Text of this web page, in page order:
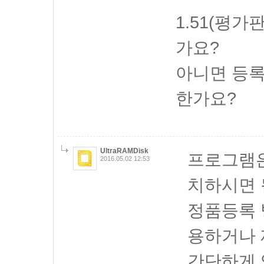
1.51(평가
가요?
아니면 등
한가요?
UltraRAMDisk
2016.05.02 12:53
프로그램
치하시면
정품등록
용하거나